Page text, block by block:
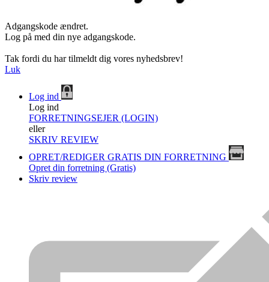
Adgangskode ændret.
Log på med din nye adgangskode.
Tak fordi du har tilmeldt dig vores nyhedsbrev!
Luk
Log ind
Log ind
FORRETNINGSEJER (LOGIN)
eller
SKRIV REVIEW
OPRET/REDIGER GRATIS DIN FORRETNING
Opret din forretning (Gratis)
Skriv review